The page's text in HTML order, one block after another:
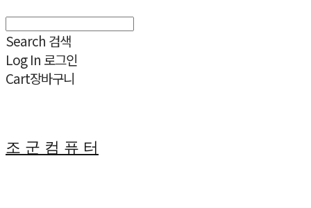
Search 검색
Log In 로그인
Cart장바구니
조 군 컴 퓨 터